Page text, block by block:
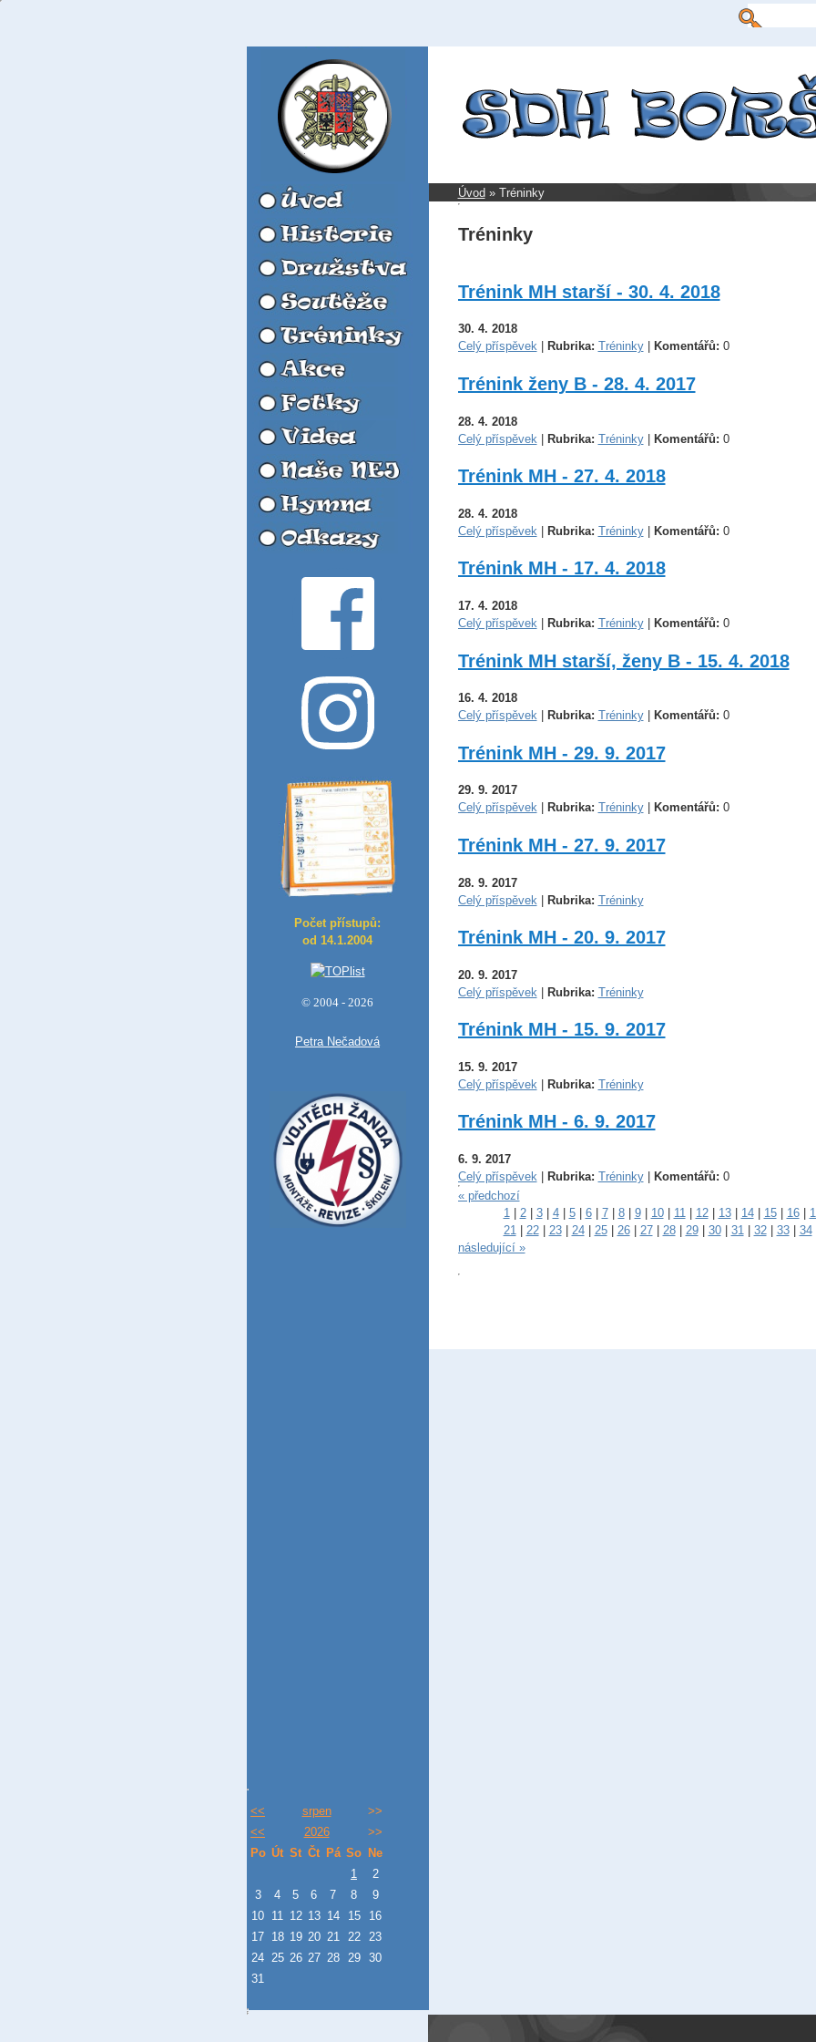
Počet přístupů:
od 14.1.2004
© 2004 - 2026
Petra Nečadová
<< srpen
>>
<<
2026
>>
Po Út St Čt Pá So Ne
1
2
3
4 5 6 7 8
9
10 11 12 13 14 15
16
17 18 19 20 21 22
23
24 25 26 27 28 29
30
31
Úvod » Tréninky
Tréninky
Trénink MH starší - 30. 4. 2018
30. 4. 2018
Celý příspěvek
Rubrika: Tréninky Komentářů: 0
Trénink ženy B - 28. 4. 2017
28. 4. 2018
Celý příspěvek | Rubrika: Tréninky | Komentářů: 0
Trénink MH - 27. 4. 2018
28. 4. 2018
Celý příspěvek
Rubrika: Tréninky Komentářů: 0
Trénink MH - 17. 4. 2018
17. 4. 2018
Celý příspěvek
Rubrika: Tréninky Komentářů: 0
Trénink MH starší, ženy B - 15. 4. 2018
16. 4. 2018
Celý příspěvek
Rubrika: Tréninky Komentářů: 0
Trénink MH - 29. 9. 2017
29. 9. 2017
Celý příspěvek
Rubrika: Tréninky Komentářů: 0
Trénink MH - 27. 9. 2017
28. 9. 2017
Celý příspěvek | Rubrika: Tréninky
Trénink MH - 20. 9. 2017
20. 9. 2017
Celý příspěvek | Rubrika: Tréninky
Trénink MH - 15. 9. 2017
15. 9. 2017
Celý příspěvek
Rubrika: Tréninky
Trénink MH - 6. 9. 2017
6. 9. 2017
Celý příspěvek
Rubrika: Tréninky Komentářů: 0
« předchozí
1
2 3 4 5 6 7 8 9 10 11 12 13 14 15 16
21
22 23 24 25 26 27 28 29 30 31 32 33 34
následující »